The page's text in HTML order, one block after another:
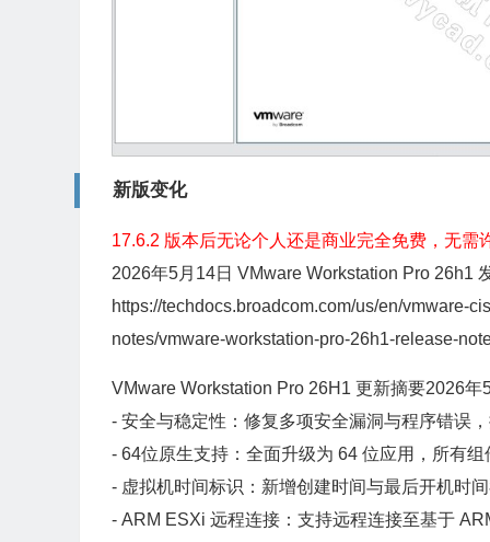
新版变化
17.6.2 版本后无论个人还是商业完全免费，无需
2026年5月14日 VMware Workstation Pro 26h1
https://techdocs.broadcom.com/us/en/vmware-
notes/vmware-workstation-pro-26h1-release-
VMware Workstation Pro 26H1 更新摘要2026年
- 安全与稳定性：修复多项安全漏洞与程序错误
- 64位原生支持：全面升级为 64 位应用，所有
- 虚拟机时间标识：新增创建时间与最后开机时
- ARM ESXi 远程连接：支持远程连接至基于